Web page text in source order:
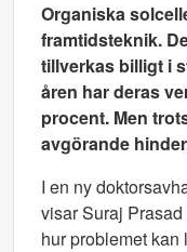
Organiska
framtidsteknik.
tillverkas billigt i
åren har deras
procent. Men
avgörande
I en ny
visar Suraj
hur problemet kan